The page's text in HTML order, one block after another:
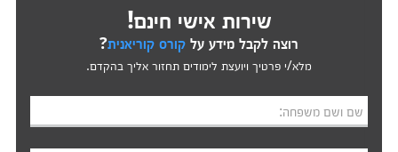
שירות אישי חינם!
רוצה לקבל מידע על קורס קוריאנית?
מלא/י פרטיך ויועצת לימודים תחזור אליך בהקדם.
שם ושם משפחה: